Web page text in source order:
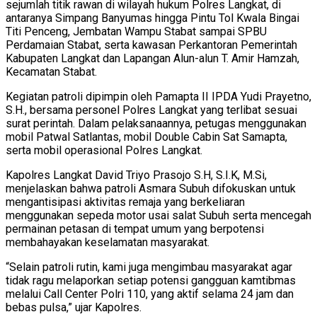
sejumlah titik rawan di wilayah hukum Polres Langkat, di
antaranya Simpang Banyumas hingga Pintu Tol Kwala Bingai
Titi Penceng, Jembatan Wampu Stabat sampai SPBU
Perdamaian Stabat, serta kawasan Perkantoran Pemerintah
Kabupaten Langkat dan Lapangan Alun-alun T. Amir Hamzah,
Kecamatan Stabat.
Kegiatan patroli dipimpin oleh Pamapta II IPDA Yudi Prayetno,
S.H., bersama personel Polres Langkat yang terlibat sesuai
surat perintah. Dalam pelaksanaannya, petugas menggunakan
mobil Patwal Satlantas, mobil Double Cabin Sat Samapta,
serta mobil operasional Polres Langkat.
Kapolres Langkat David Triyo Prasojo S.H, S.I.K, M.Si,
menjelaskan bahwa patroli Asmara Subuh difokuskan untuk
mengantisipasi aktivitas remaja yang berkeliaran
menggunakan sepeda motor usai salat Subuh serta mencegah
permainan petasan di tempat umum yang berpotensi
membahayakan keselamatan masyarakat.
“Selain patroli rutin, kami juga mengimbau masyarakat agar
tidak ragu melaporkan setiap potensi gangguan kamtibmas
melalui Call Center Polri 110, yang aktif selama 24 jam dan
bebas pulsa,” ujar Kapolres.